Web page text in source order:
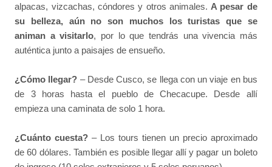
alpacas, vizcachas, cóndores y otros animales. A pesar de
su belleza, aún no son muchos los turistas que se
animan a visitarlo, por lo que tendrás una vivencia más
auténtica junto a paisajes de ensueño.
¿Cómo llegar? – Desde Cusco, se llega con un viaje en bus
de 3 horas hasta el pueblo de Checacupe. Desde allí
empieza una caminata de solo 1 hora.
¿Cuánto cuesta? – Los tours tienen un precio aproximado
de 60 dólares. También es posible llegar allí y pagar un boleto